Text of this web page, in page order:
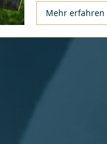
Mehr erfahren